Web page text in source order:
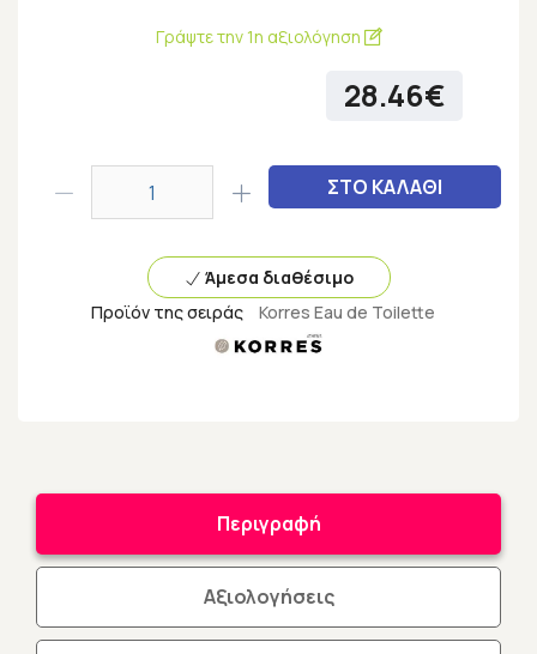
Γράψτε την 1η αξιολόγηση
28.46€
ΣΤΟ ΚΑΛΑΘΙ
Άμεσα διαθέσιμο
Προϊόν της σειράς
Korres Eau de Toilette
Περιγραφή
Αξιολογήσεις